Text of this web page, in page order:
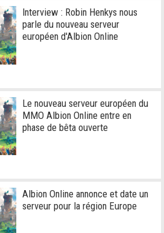
Interview : Robin Henkys nous
parle du nouveau serveur
européen d'Albion Online
Le nouveau serveur européen du
MMO Albion Online entre en
phase de bêta ouverte
Albion Online annonce et date un
serveur pour la région Europe